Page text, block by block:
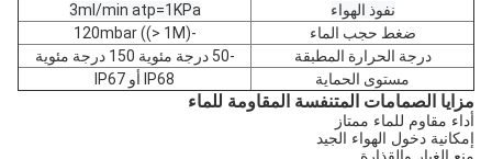
نفوذ الهواء
3ml/min atp=1KPa
ضغط حجب الماء
درجة الحرارة المطبقة
مستوى الحماية
IP68 أو IP67
مزايا الصمامات المتنفسة المقاومة للماء
أداء مقاوم للماء ممتاز
إمكانية دخول الهواء الجيد